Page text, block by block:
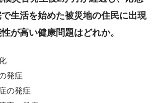
生活を始めた被災地の住民に出現
が高い健康問題はどれか。
発症
の発症